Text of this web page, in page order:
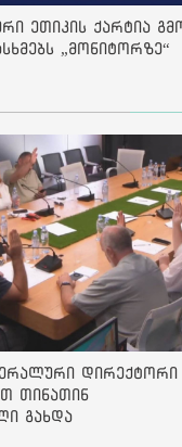
ეთიკის ქარტია
„მონიტორზე“
დირექტორი
თინათინ
გახდა